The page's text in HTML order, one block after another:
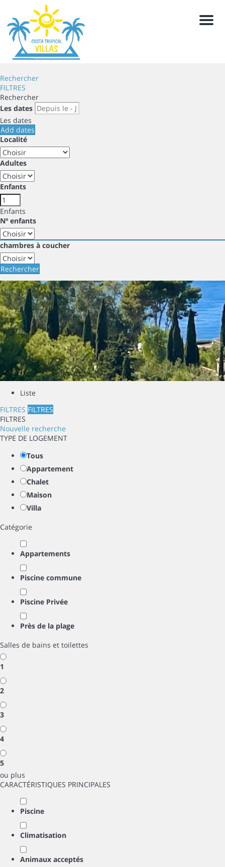
Menu
Rechercher
FILTRES
Rechercher
Les dates
Les dates
Add dates
Localité
Adultes
Enfants
Enfants
Nº enfants
chambres à coucher
Rechercher
Liste
FILTRES FILTRES
FILTRES
Nouvelle recherche
TYPE DE LOGEMENT
Tous
Appartement
Chalet
Maison
Villa
Catégorie
Appartements
Piscine commune
Piscine Privée
Près de la plage
Salles de bains et toilettes
1
2
3
4
5
ou plus
CARACTÉRISTIQUES PRINCIPALES
Piscine
Climatisation
Animaux acceptés